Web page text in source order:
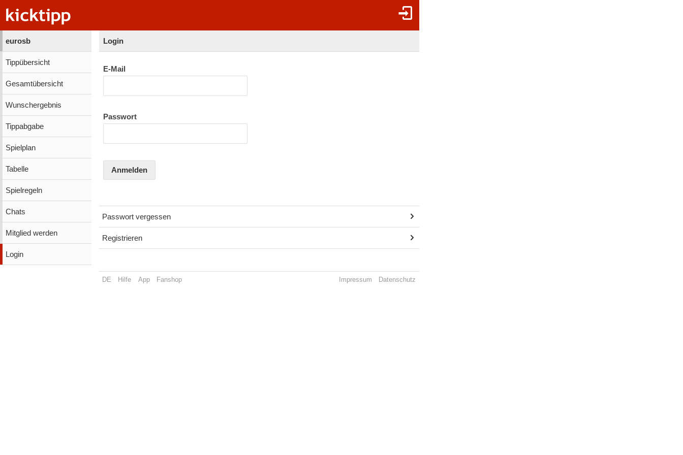
eurosb
Tippübersicht
Gesamtübersicht
Wunschergebnis
Tippabgabe
Spielplan
Tabelle
Spielregeln
Chats
Mitglied werden
Login
Login
E-Mail
Passwort
Anmelden
Passwort vergessen
Registrieren
DE Hilfe App Fanshop Impressum Datenschutz